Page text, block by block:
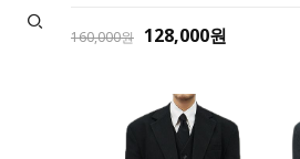
160,000원 128,000원